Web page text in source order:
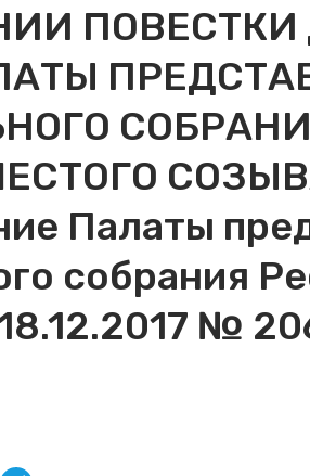
ПОВЕСТКИ
Палаты
собрания
№